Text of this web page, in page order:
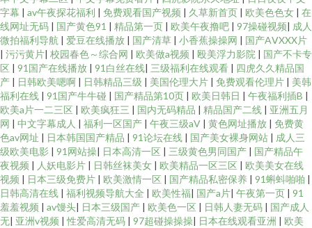
字幕 | av午夜探花福利 | 免费观看国产视频 | 久草新首页 | 欧美色色女 | 在
线网址无码 | 国产黄色91 | 精品第一页 | 欧美午夜撸吧 | 97操碰视频| 成人
微拍福利导航 | 爱豆在线播放 | 国产清草 | 小香蕉操操网 | 国产AⅤXXX片
| 污污黄片| 校园春色～综合网 | 欧美做a视频 | 殴美浮力影院 | 国产不卡专
区 | 91国产在线播放 | 91白丝在线| 三级福利在线观看 | 四虎久久精品国
产 | 日韩欧美嗯啊 | 日韩精品三级 | 美国伦理大片 | 免费观看伦理片 | 美韩
福利在线 | 91国产牛牛碰 | 国产精品第10页 | 欧美日韩日 | 午夜福利插B |
欧美a片一二三区 | 欧美疯狂三 | 国内无码精品 | 精品国产二线 | 亚洲五月
网 | 中文字幕成人 | 福利一区国产 | 午夜三级aV | 黄色网址播放 | 免费黄
色av网址 | 日本韩国国产精品 | 91论坛在线 | 国产美女裸身网站 | 成人三
级欧美电影 | 91网站操| 日本高清一区 | 三级黄色男同国产 | 国产精品午
夜视频 | 人妖电影片 | 日韩丝袜美女 | 欧美精品一区三区 | 欧美美女在线
视频 | 日本三级免费片 | 欧美激情一区 | 国产精品私密保养 | 91蝌蚪啪啪 |
日韩高清在线 | 福利视频导航大全 | 欧美性福| 国产a片| 午夜第一页 | 91
羞羞视频 | av馒头| 日本三级国产 | 欧美色一区 | 日韩人妻无码 | 国产成人
无| 亚洲v视频 |性爱高清无码 | 97超碰操操操| 日本在线观看亚洲 | 欧美